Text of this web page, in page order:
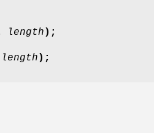
length );
length );